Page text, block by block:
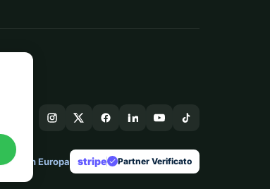
Fatto in Europa stripe check Partner Verificato